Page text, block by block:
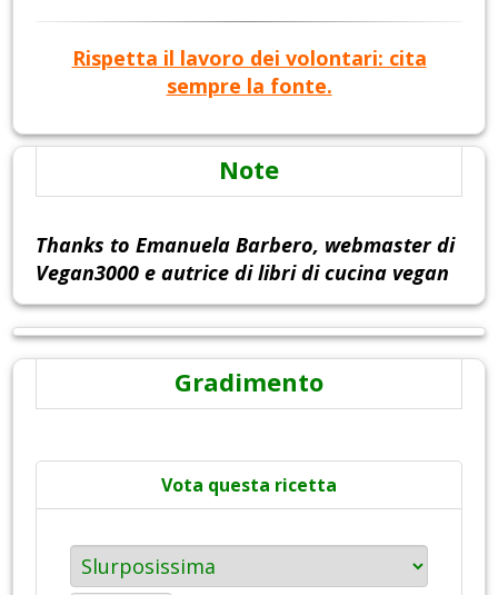
Rispetta il lavoro dei volontari: cita
sempre la fonte.
Note
Thanks to Emanuela Barbero, webmaster di
Vegan3000 e autrice di libri di cucina vegan
Gradimento
Vota questa ricetta